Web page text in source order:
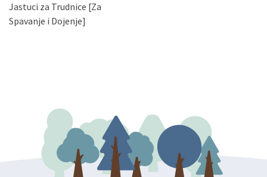
podataka. Opoziv privole možete podnijeti poštom na
gore navedenu adresu ili e-mailom na adresu:
Jastuci za Trudnice [Za
Spavanje i Dojenje]